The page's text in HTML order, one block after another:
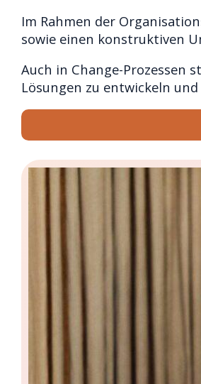
Im Rahmen der
sowie einen konstruktiven
Auch in Change-Prozessen
Lösungen zu entwickeln